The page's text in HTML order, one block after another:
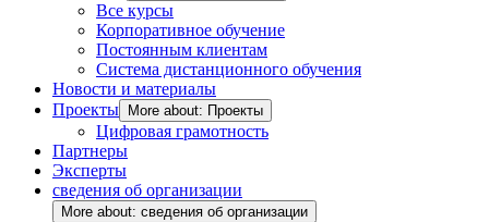
Все курсы
Корпоративное обучение
Постоянным клиентам
Система дистанционного обучения
Новости и материалы
Проекты
More about: Проекты
Цифровая грамотность
Партнеры
Эксперты
сведения об организации
More about: сведения об организации